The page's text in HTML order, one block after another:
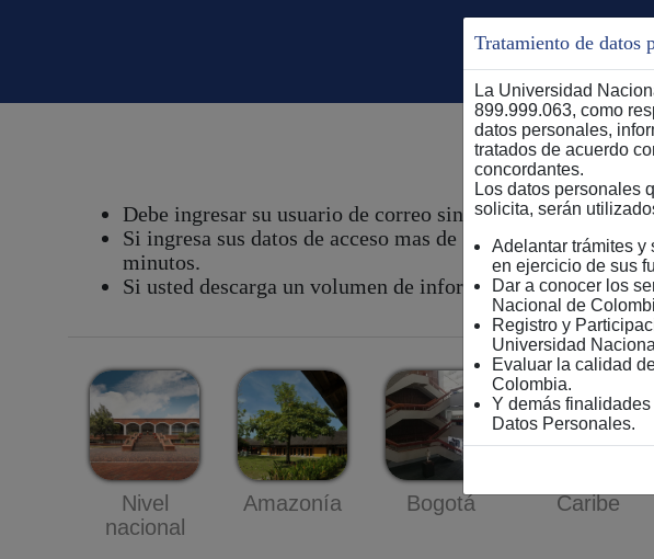
Debe ingresar su usuario de correo sin digitar el dominio
Si ingresa sus datos de acceso mas de 5 veces de forma
minutos.
Si usted descarga un volumen de información mayor a
Nivel
nacional
Amazonía Bogotá Caribe
Tratamiento de datos
La Universidad
899.999.063, como
datos personales,
tratados de acuerdo
concordantes.
Los datos personales
solicita, serán
Adelantar trámites y
en ejercicio de sus
Dar a conocer los
Nacional de
Registro y
Universidad
Evaluar la calidad
Colombia.
Y demás
Datos Personales.